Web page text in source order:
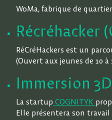
WoMa, fabrique de
Récréhacker
RéCréHackers est un
(Ouvert aux jeunes de 10 à
Immersion 3D
La startup COGNITYK
Elle présentera son